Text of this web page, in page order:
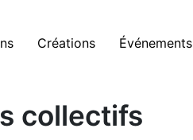
Créations Événements
collectifs